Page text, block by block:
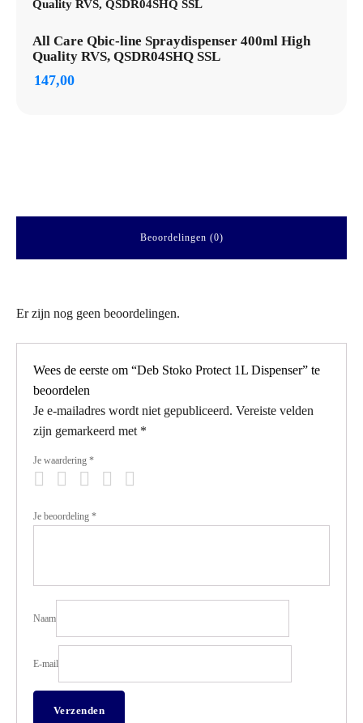
All Care Qbic-line Spraydispenser 400ml High
Quality RVS, QSDR04SHQ SSL
147,00
Beoordelingen (0)
Er zijn nog geen beoordelingen.
Wees de eerste om “Deb Stoko Protect 1L Dispenser” te
beoordelen
Je e-mailadres wordt niet gepubliceerd. Vereiste velden
zijn gemarkeerd met *
Je waardering *
Je beoordeling *
Naam
E-mail